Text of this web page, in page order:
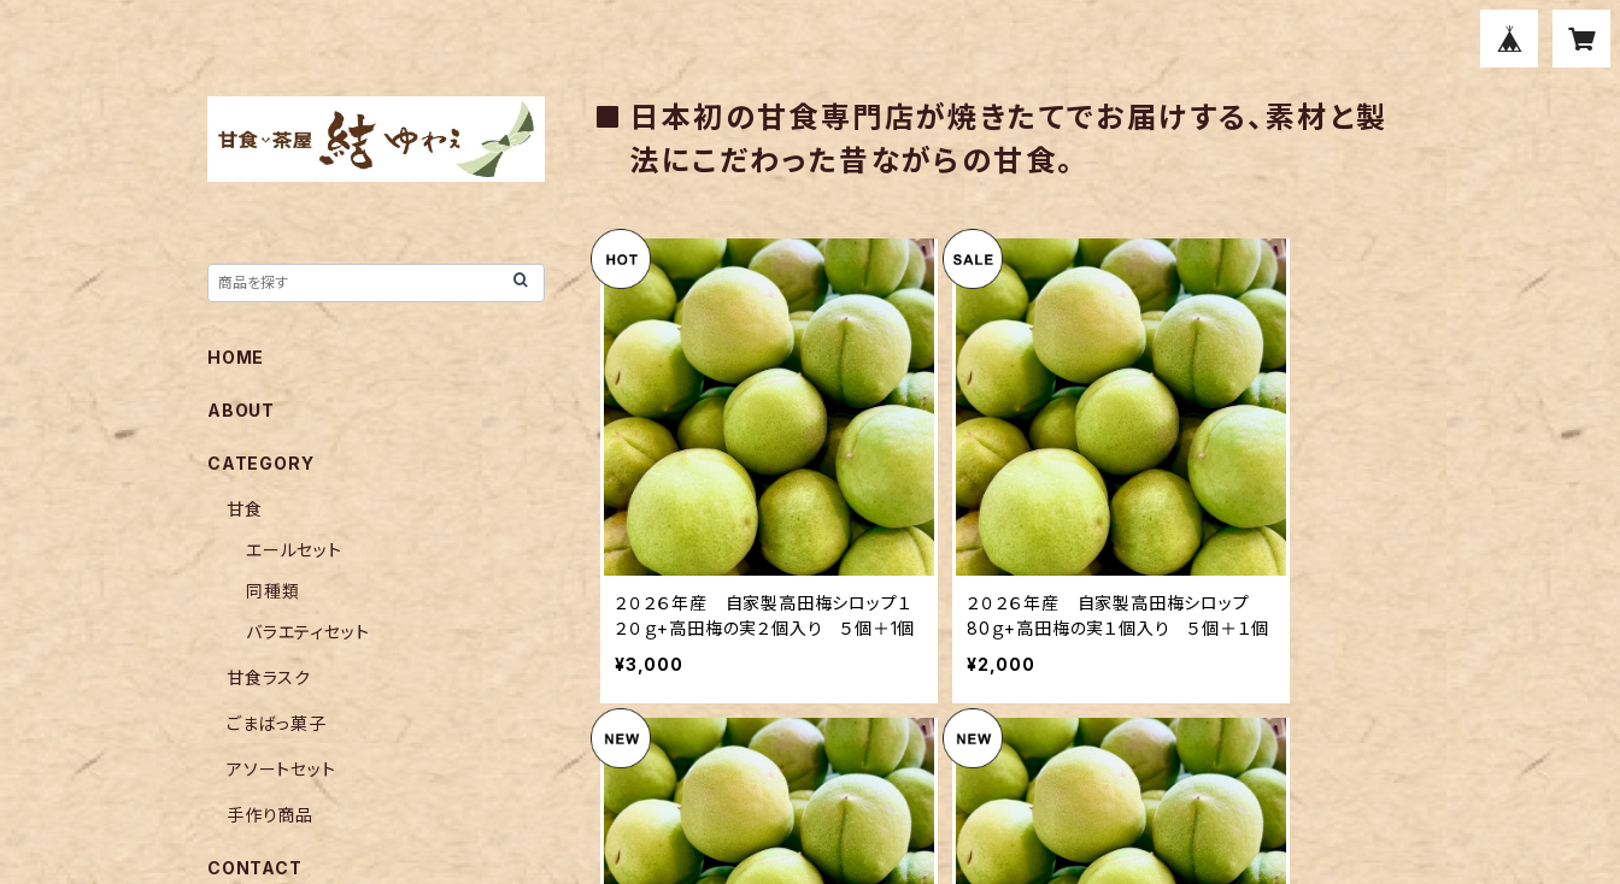
日本初の甘食専門店が焼きたてでお届けする、素材と製
法にこだわった昔ながらの甘食。
２０２６年産 自家製高田梅シロップ１
２０ｇ+高田梅の実２個入り ５個＋1個
¥3,000
２０２６年産 自家製高田梅シロップ
80ｇ+高田梅の実１個入り ５個＋１個
¥2,000
HOME
ABOUT
CATEGORY
甘食
エールセット
同種類
バラエティセット
甘食ラスク
ごまばっ菓子
アソートセット
手作り商品
CONTACT